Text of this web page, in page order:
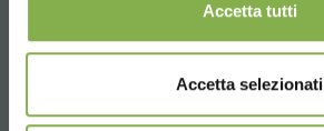
Accetta tutti
Accetta selezionati